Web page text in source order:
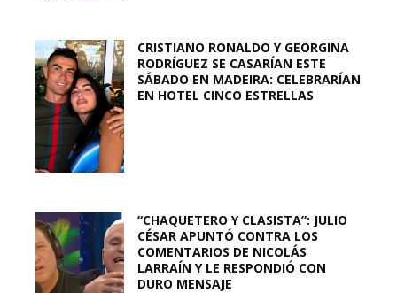
CRISTIANO RONALDO Y GEORGINA
RODRÍGUEZ SE CASARÍAN ESTE
SÁBADO EN MADEIRA: CELEBRARÍAN
EN HOTEL CINCO ESTRELLAS
“CHAQUETERO Y CLASISTA”: JULIO
CÉSAR APUNTÓ CONTRA LOS
COMENTARIOS DE NICOLÁS
LARRAÍN Y LE RESPONDIÓ CON
DURO MENSAJE